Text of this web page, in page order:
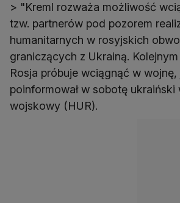
> "Kreml rozważa możliwość
tzw. partnerów pod pozorem
humanitarnych w rosyjskich
graniczących z Ukrainą.
Rosja próbuje wciągnąć w
poinformował w sobotę ukraiński
wojskowy (HUR).